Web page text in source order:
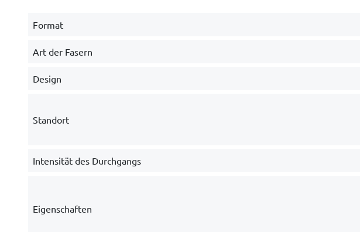
Format
Art der Fasern
Design
Standort
Intensität des Durchgangs
Eigenschaften